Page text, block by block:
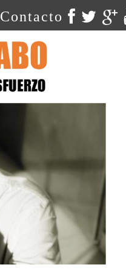
Contacto